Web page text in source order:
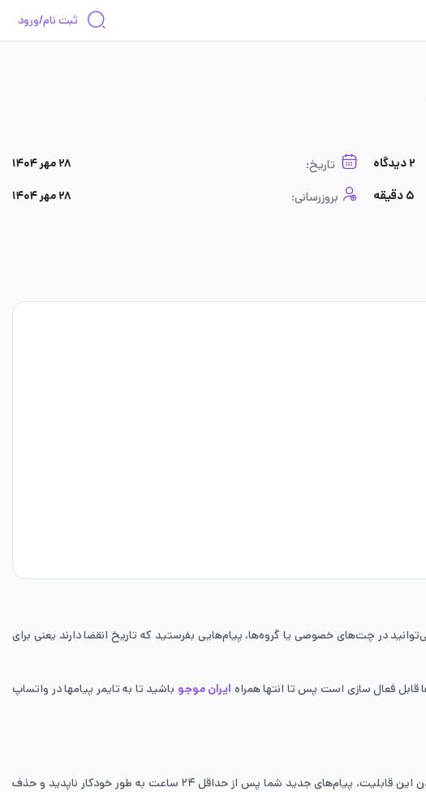
ثبت نام/ورود
۲ دیدگاه تاریخ: ۲۸ مهر ۱۴۰۴
۵ دقیقه بروزرسانی: ۲۸ مهر ۱۴۰۴
در چت‌های خصوصی یا گروه‌ها، پیام‌هایی بفرستید که تاریخ انقضا دارند یعنی برای
قابل فعال ‌سازی است پس تا انتها همراه ایران موجو باشید تا به تایمر پیامها در واتساپ
پیام مدت‌دار، یکی از امکانات اختیاری واتساپ است که کاربران می‌توانند برای افزایش حفظ حریم خصوصی خود از آن استفاده کنند. با روشن کردن این قابلیت، پیام‌های جدید شما پس از حداقل ۲۴ ساعت به طور خودکار ناپدید و حذف